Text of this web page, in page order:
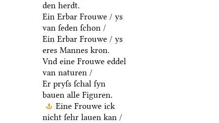
den herdt.
Ein Erbar Frouwe / ys
van ſeden ſchon /
Ein Erbar Frouwe / ys
eres Mannes kron.
Vnd eine Frouwe eddel
van naturen /
Er pryſs ſchal ſyn
bauen alle Figuren.
Eine Frouwe ick
nicht ſehr lauen kan /